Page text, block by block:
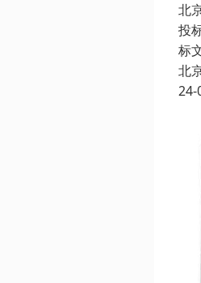
北
投
标
北
24-